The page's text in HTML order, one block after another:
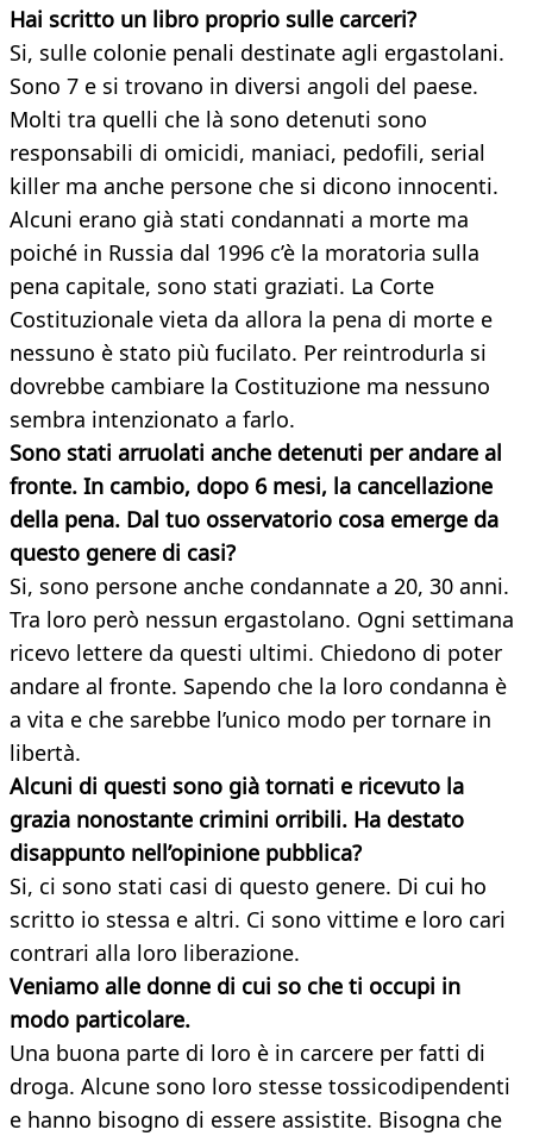
Hai scritto un libro proprio sulle carceri?
Si, sulle colonie penali destinate agli ergastolani.
Sono 7 e si trovano in diversi angoli del paese.
Molti tra quelli che là sono detenuti sono
responsabili di omicidi, maniaci, pedofili, serial
killer ma anche persone che si dicono innocenti.
Alcuni erano già stati condannati a morte ma
poiché in Russia dal 1996 c’è la moratoria sulla
pena capitale, sono stati graziati. La Corte
Costituzionale vieta da allora la pena di morte e
nessuno è stato più fucilato. Per reintrodurla si
dovrebbe cambiare la Costituzione ma nessuno
sembra intenzionato a farlo.
Sono stati arruolati anche detenuti per andare al
fronte. In cambio, dopo 6 mesi, la cancellazione
della pena. Dal tuo osservatorio cosa emerge da
questo genere di casi?
Si, sono persone anche condannate a 20, 30 anni.
Tra loro però nessun ergastolano. Ogni settimana
ricevo lettere da questi ultimi. Chiedono di poter
andare al fronte. Sapendo che la loro condanna è
a vita e che sarebbe l’unico modo per tornare in
libertà.
Alcuni di questi sono già tornati e ricevuto la
grazia nonostante crimini orribili. Ha destato
disappunto nell’opinione pubblica?
Si, ci sono stati casi di questo genere. Di cui ho
scritto io stessa e altri. Ci sono vittime e loro cari
contrari alla loro liberazione.
Veniamo alle donne di cui so che ti occupi in
modo particolare.
Una buona parte di loro è in carcere per fatti di
droga. Alcune sono loro stesse tossicodipendenti
e hanno bisogno di essere assistite. Bisogna che